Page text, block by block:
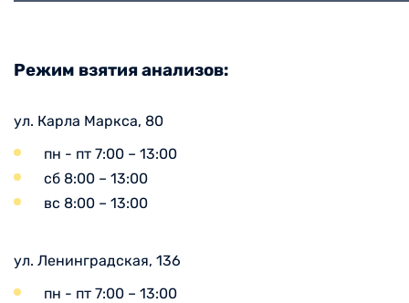
Режим взятия анализов:
ул. Карла Маркса, 80
пн - пт 7:00 – 13:00
сб 8:00 – 13:00
вс 8:00 – 13:00
ул. Ленинградская, 136
пн - пт 7:00 – 13:00